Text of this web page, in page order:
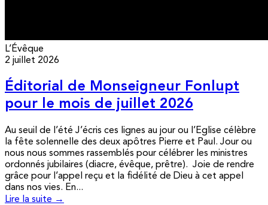
L’Évêque
2 juillet 2026
Éditorial de Monseigneur Fonlupt
pour le mois de juillet 2026
Au seuil de l’été J’écris ces lignes au jour ou l’Eglise célèbre
la fête solennelle des deux apôtres Pierre et Paul. Jour ou
nous nous sommes rassemblés pour célébrer les ministres
ordonnés jubilaires (diacre, évêque, prêtre). Joie de rendre
grâce pour l’appel reçu et la fidélité de Dieu à cet appel
dans nos vies. En...
Lire la suite →